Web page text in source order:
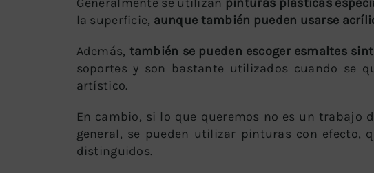
la superficie, aunque también pueden usarse
Además, también se pueden escoger esmaltes
soportes y son bastante utilizados cuando se
artístico.
En cambio, si lo que queremos no es un trabajo
general, se pueden utilizar pinturas con efecto,
distinguidos.